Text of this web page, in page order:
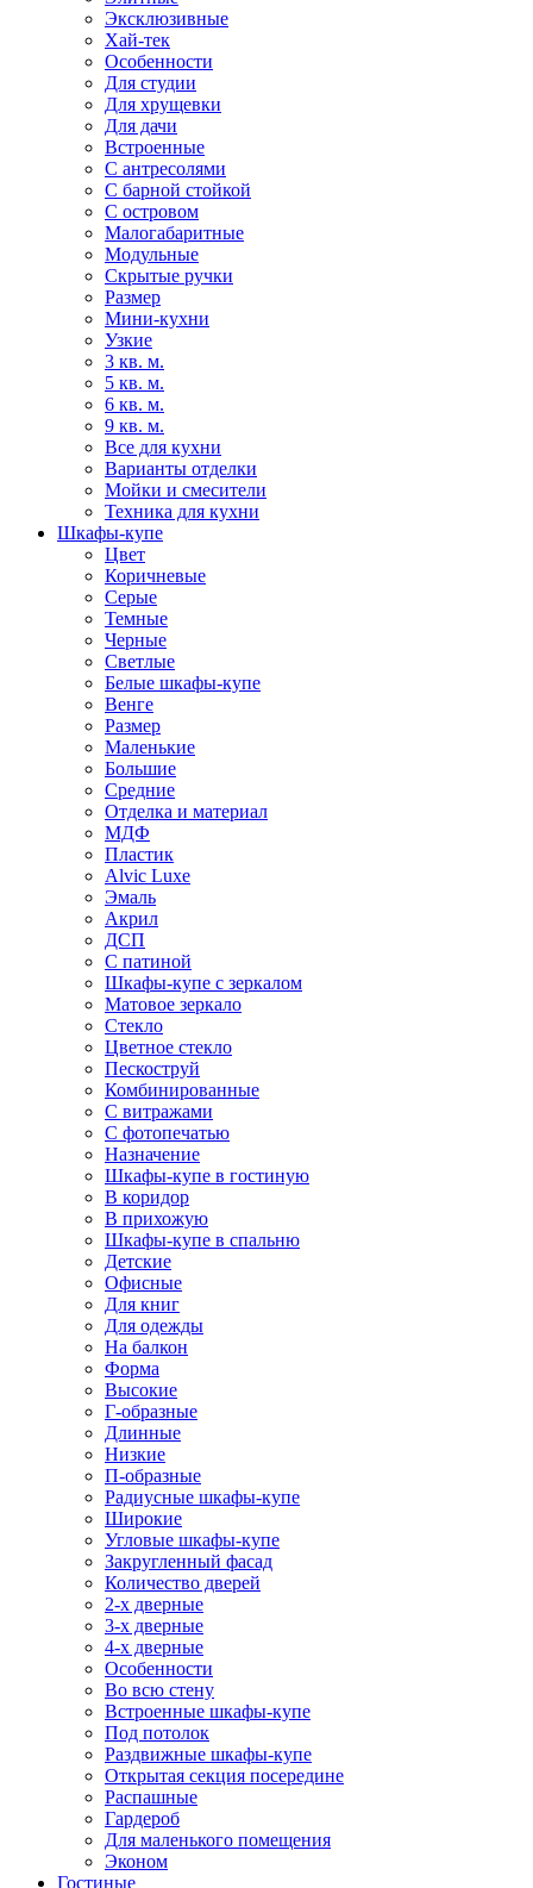
Эксклюзивные
Хай-тек
Особенности
Для студии
Для хрущевки
Для дачи
Встроенные
С антресолями
С барной стойкой
С островом
Малогабаритные
Модульные
Скрытые ручки
Размер
Мини-кухни
Узкие
3 кв. м.
5 кв. м.
6 кв. м.
9 кв. м.
Все для кухни
Варианты отделки
Мойки и смесители
Техника для кухни
Шкафы-купе
Цвет
Коричневые
Серые
Темные
Черные
Светлые
Белые шкафы-купе
Венге
Размер
Маленькие
Большие
Средние
Отделка и материал
МДФ
Пластик
Alvic Luxe
Эмаль
Акрил
ДСП
С патиной
Шкафы-купе с зеркалом
Матовое зеркало
Стекло
Цветное стекло
Пескоструй
Комбинированные
С витражами
С фотопечатью
Назначение
Шкафы-купе в гостиную
В коридор
В прихожую
Шкафы-купе в спальню
Детские
Офисные
Для книг
Для одежды
На балкон
Форма
Высокие
Г-образные
Длинные
Низкие
П-образные
Радиусные шкафы-купе
Широкие
Угловые шкафы-купе
Закругленный фасад
Количество дверей
2-х дверные
3-х дверные
4-х дверные
Особенности
Во всю стену
Встроенные шкафы-купе
Под потолок
Раздвижные шкафы-купе
Открытая секция посередине
Распашные
Гардероб
Для маленького помещения
Эконом
Гостиные